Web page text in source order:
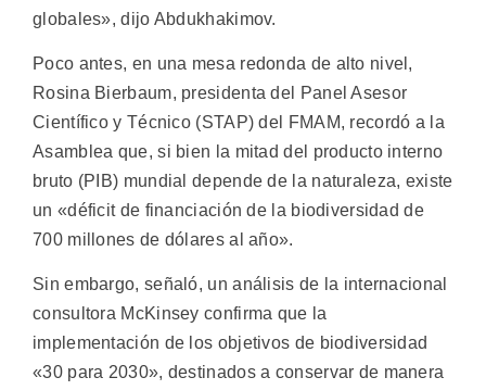
globales», dijo Abdukhakimov.
Poco antes, en una mesa redonda de alto nivel,
Rosina Bierbaum, presidenta del Panel Asesor
Científico y Técnico (STAP) del FMAM, recordó a la
Asamblea que, si bien la mitad del producto interno
bruto (PIB) mundial depende de la naturaleza, existe
un «déficit de financiación de la biodiversidad de
700 millones de dólares al año».
Sin embargo, señaló, un análisis de la internacional
consultora McKinsey confirma que la
implementación de los objetivos de biodiversidad
«30 para 2030», destinados a conservar de manera